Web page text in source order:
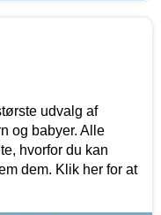
udvalg af
og babyer. Alle
hvorfor du kan
dem. Klik her for at